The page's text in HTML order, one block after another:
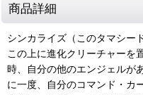
商品詳細
シンカライズ（このタマシー
この上に進化クリーチャーを
時、自分の他のエンジェルが
に一度、自分のコマンド・カ